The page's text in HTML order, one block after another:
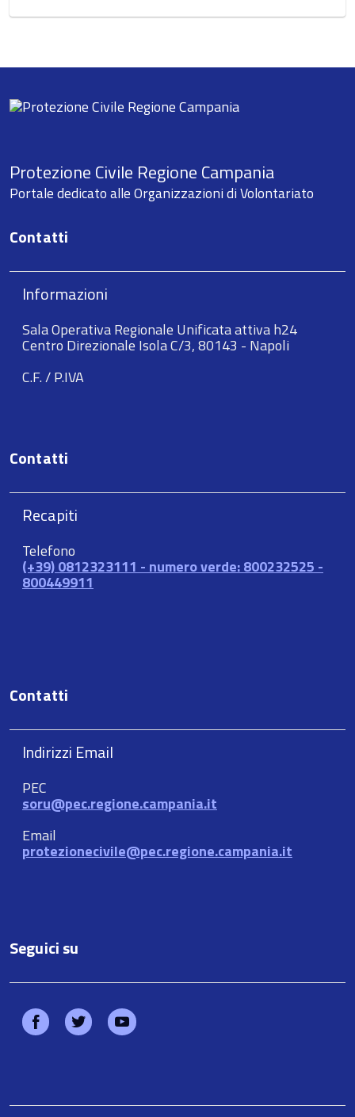
Protezione Civile Regione Campania
Portale dedicato alle Organizzazioni di Volontariato
Contatti
Informazioni
Sala Operativa Regionale Unificata attiva h24
Centro Direzionale Isola C/3, 80143 - Napoli
C.F. / P.IVA
Contatti
Recapiti
Telefono
(+39) 0812323111 - numero verde: 800232525 -
800449911
Contatti
Indirizzi Email
PEC
soru@pec.regione.campania.it
Email
protezionecivile@pec.regione.campania.it
Seguici su
FacebookTwitter